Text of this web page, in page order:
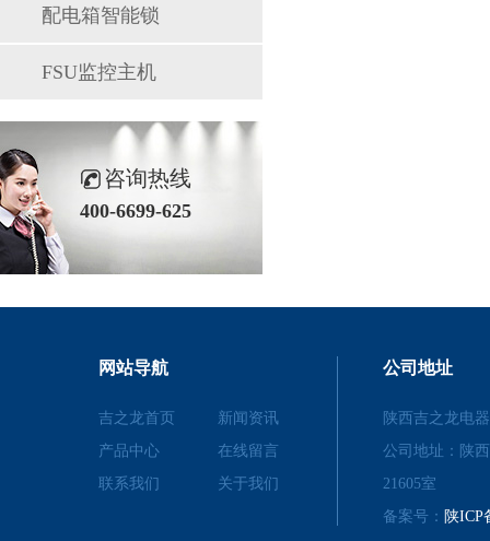
配电箱智能锁
FSU监控主机
咨询热线
400-6699-625
网站导航
吉之龙首页
新闻资讯
产品中心
在线留言
联系我们
关于我们
公司地址
陕西吉之龙电
公司地址：陕
21605室
备案号： 陕ICP